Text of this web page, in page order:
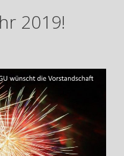
2019!